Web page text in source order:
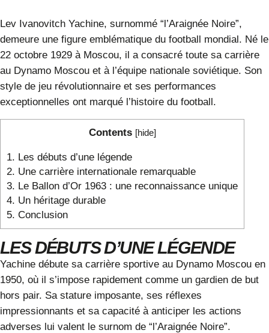
Lev Ivanovitch Yachine, surnommé “l’Araignée Noire”,
demeure une figure emblématique du football mondial. Né le
22 octobre 1929 à Moscou, il a consacré toute sa carrière
au Dynamo Moscou et à l’équipe nationale soviétique. Son
style de jeu révolutionnaire et ses performances
exceptionnelles ont marqué l’histoire du football.
Contents [hide]
1. Les débuts d’une légende
2. Une carrière internationale remarquable
3. Le Ballon d’Or 1963 : une reconnaissance unique
4. Un héritage durable
5. Conclusion
LES DÉBUTS D’UNE LÉGENDE
Yachine débute sa carrière sportive au Dynamo Moscou en
1950, où il s’impose rapidement comme un gardien de but
hors pair. Sa stature imposante, ses réflexes
impressionnants et sa capacité à anticiper les actions
adverses lui valent le surnom de “l’Araignée Noire”.